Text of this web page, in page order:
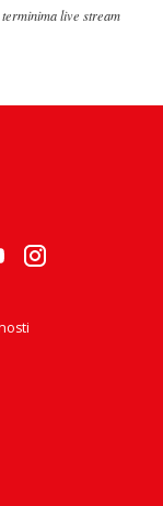
live stream